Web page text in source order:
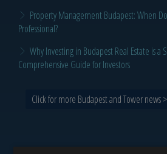
Property Management Budapest: When
Professional?
Why Investing in Budapest Real Estate is a
Comprehensive Guide for Investors
Click for more Budapest and Tower news >